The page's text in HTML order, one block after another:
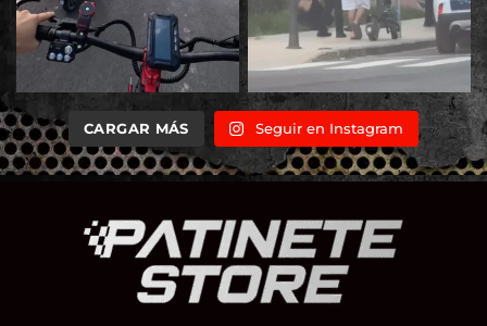
CARGAR MÁS Seguir en Instagram